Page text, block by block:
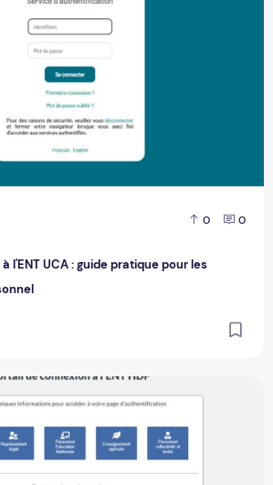
0 0
l'ENT UCA : guide pratique pour les